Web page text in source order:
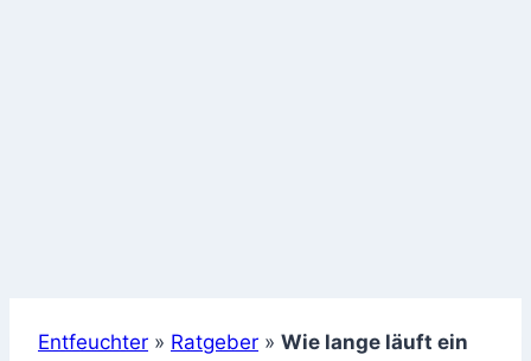
Entfeuchter » Ratgeber » Wie lange läuft ein